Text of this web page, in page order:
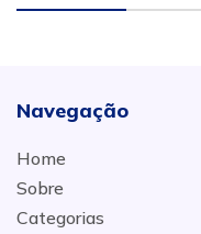
Navegação
Home
Sobre
Categorias